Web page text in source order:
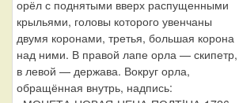
орёл с поднятыми вверх распущенными
крыльями, головы которого увенчаны
двумя коронами, третья, большая корона
над ними. В правой лапе орла — скипетр,
в левой — держава. Вокруг орла,
обращённая внутрь, надпись: